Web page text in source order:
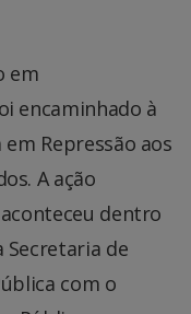
em
encaminhado à
Repressão aos
A ação
dentro
Secretaria de
com o